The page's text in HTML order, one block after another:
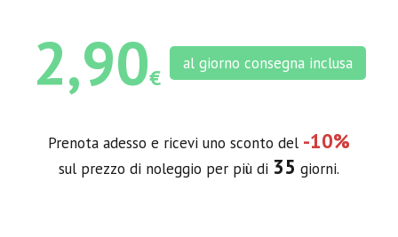
2,90€
al giorno consegna inclusa
Prenota adesso e ricevi uno sconto del -10%
sul prezzo di noleggio per più di 35 giorni.